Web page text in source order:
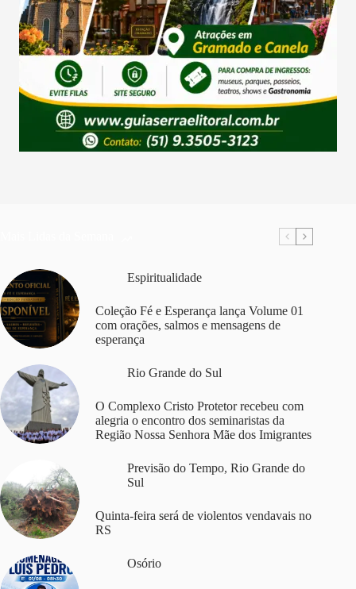
Espiritualidade
Coleção Fé e Esperança lança Volume 01
com orações, salmos e mensagens de
esperança
Rio Grande do Sul
O Complexo Cristo Protetor recebeu com
alegria o encontro dos seminaristas da
Região Nossa Senhora Mãe dos Imigrantes
Previsão do Tempo, Rio Grande do
Sul
Quinta-feira será de violentos vendavais no
RS
Osório